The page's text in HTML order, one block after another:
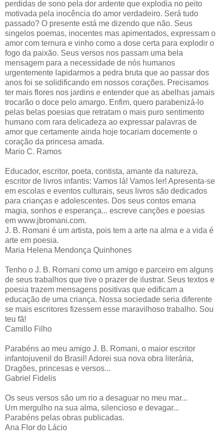
perdidas de sono pela dor ardente que explodia no peito
motivada pela inocência do amor verdadeiro. Será tudo
passado? O presente está me dizendo que não. Seus
singelos poemas, inocentes mas apimentados, expressam o
amor com ternura e vinho como a dose certa para explodir o
fogo da paixão. Seus versos nos passam uma bela
mensagem para a necessidade de nós humanos
urgentemente lapidarmos a pedra bruta que ao passar dos
anos foi se solidificando em nossos corações. Precisamos
ter mais flores nos jardins e entender que as abelhas jamais
trocarão o doce pelo amargo. Enfim, quero parabenizá-lo
pelas belas poesias que retratam o mais puro sentimento
humano com rara delicadeza ao expressar palavras de
amor que certamente ainda hoje tocariam docemente o
coração da princesa amada.
Mario C. Ramos
Educador, escritor, poeta, contista, amante da natureza,
escritor de livros infantis: Vamos lá! Vamos ler! Apresenta-se
em escolas e eventos culturais, seus livros são dedicados
para crianças e adolescentes. Dos seus contos emana
magia, sonhos e esperança... escreve canções e poesias
em www.jbromani.com.
J. B. Romani é um artista, pois tem a arte na alma e a vida é
arte em poesia.
Maria Helena Mendonça Quinhones
Tenho o J. B. Romani como um amigo e parceiro em alguns
de seus trabalhos que tive o prazer de ilustrar. Seus textos e
poesia trazem mensagens positivas que edificam a
educação de uma criança. Nossa sociedade seria diferente
se mais escritores fizessem esse maravilhoso trabalho. Sou
teu fã!
Camillo Filho
Parabéns ao meu amigo J. B. Romani, o maior escritor
infantojuvenil do Brasil! Adorei sua nova obra literária,
Dragões, princesas e versos...
Gabriel Fidelis
Os seus versos são um rio a desaguar no meu mar...
Um mergulho na sua alma, silencioso e devagar...
Parabéns pelas obras publicadas.
Ana Flor do Lácio